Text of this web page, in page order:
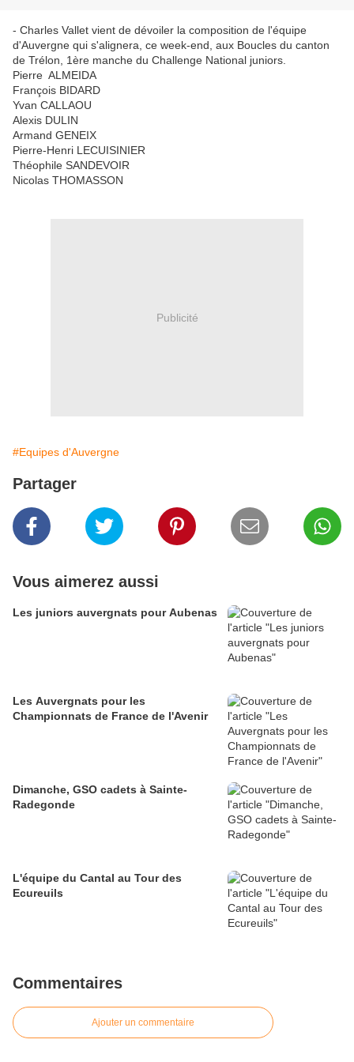
- Charles Vallet vient de dévoiler la composition de l'équipe
d'Auvergne qui s'alignera, ce week-end, aux Boucles du canton
de Trélon, 1ère manche du Challenge National juniors.
Pierre ALMEIDA
François BIDARD
Yvan CALLAOU
Alexis DULIN
Armand GENEIX
Pierre-Henri LECUISINIER
Théophile SANDEVOIR
Nicolas THOMASSON
Publicité
#Equipes d'Auvergne
Partager
Vous aimerez aussi
Les juniors auvergnats pour Aubenas
Les Auvergnats pour les
Championnats de France de l'Avenir
Dimanche, GSO cadets à Sainte-
Radegonde
L'équipe du Cantal au Tour des
Ecureuils
Commentaires
Ajouter un commentaire